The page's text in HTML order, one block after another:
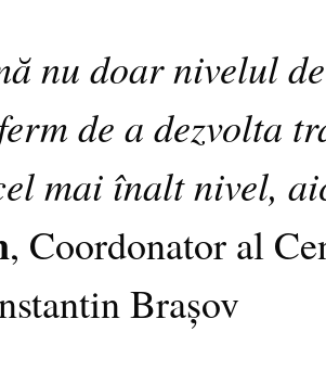
nu doar nivelul
de a dezvolta
mai înalt nivel,
, Coordonator al
Brașov